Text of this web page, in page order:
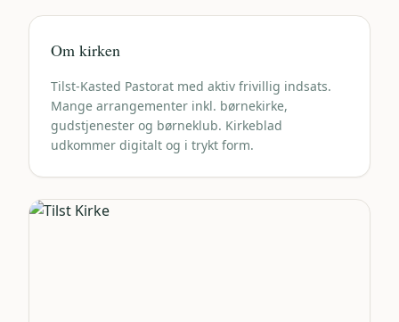
Om kirken
Tilst-Kasted Pastorat med aktiv frivillig indsats.
Mange arrangementer inkl. børnekirke,
gudstjenester og børneklub. Kirkeblad
udkommer digitalt og i trykt form.